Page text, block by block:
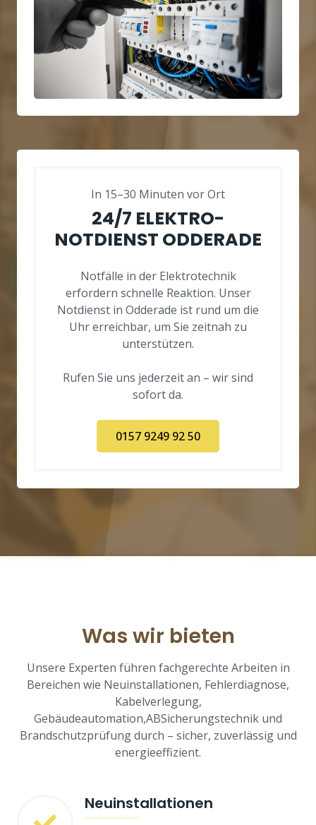
In 15–30 Minuten vor Ort
24/7 ELEKTRO-
NOTDIENST ODDERADE
Notfälle in der Elektrotechnik
erfordern schnelle Reaktion. Unser
Notdienst in Odderade ist rund um die
Uhr erreichbar, um Sie zeitnah zu
unterstützen.
Rufen Sie uns jederzeit an – wir sind
sofort da.
0157 9249 92 50
Was wir bieten
Unsere Experten führen fachgerechte Arbeiten in
Bereichen wie Neuinstallationen, Fehlerdiagnose,
Kabelverlegung,
Gebäudeautomation,ABSicherungstechnik und
Brandschutzprüfung durch – sicher, zuverlässig und
energieeffizient.
Neuinstallationen